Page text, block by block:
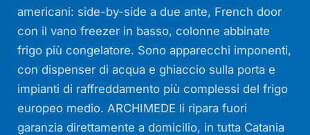
americani: side-by-side a due ante, French door
con il vano freezer in basso, colonne abbinate
frigo più congelatore. Sono apparecchi imponenti,
con dispenser di acqua e ghiaccio sulla porta e
impianti di raffreddamento più complessi del frigo
europeo medio. ARCHIMEDE li ripara fuori
garanzia direttamente a domicilio, in tutta Catania